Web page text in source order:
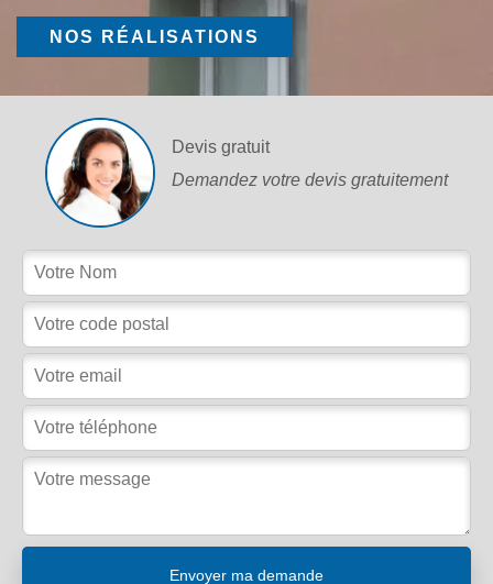
NOS RÉALISATIONS
Devis gratuit
Demandez votre devis gratuitement